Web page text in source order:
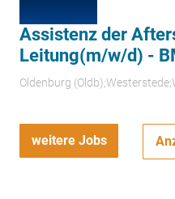
Assistenz der
Leitung(m/w/d) -
Oldenburg
weitere Jobs